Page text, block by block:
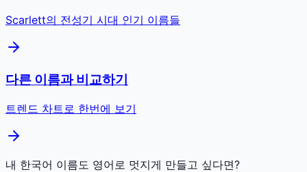
Scarlett의 전성기 시대 인기 이름들
다른 이름과 비교하기
트렌드 차트로 한번에 보기
내 한국어 이름도 영어로 멋지게 만들고 싶다면?